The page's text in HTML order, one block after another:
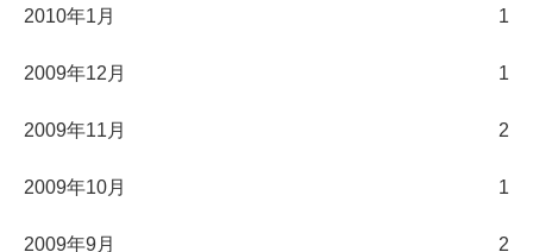
2010年1月 1
2009年12月 1
2009年11月 2
2009年10月 1
2009年9月 2